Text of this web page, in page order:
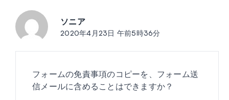
ソニア投稿:
2020年4月23日 午前5時36分
フォームの免責事項のコピーを、フォーム送
信メールに含めることはできますか？